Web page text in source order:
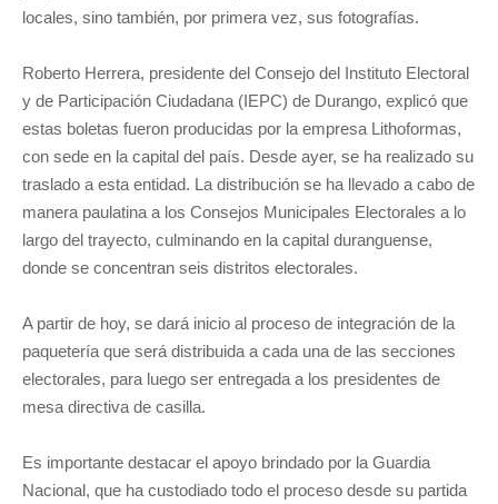
locales, sino también, por primera vez, sus fotografías.
Roberto Herrera, presidente del Consejo del Instituto Electoral
y de Participación Ciudadana (IEPC) de Durango, explicó que
estas boletas fueron producidas por la empresa Lithoformas,
con sede en la capital del país. Desde ayer, se ha realizado su
traslado a esta entidad. La distribución se ha llevado a cabo de
manera paulatina a los Consejos Municipales Electorales a lo
largo del trayecto, culminando en la capital duranguense,
donde se concentran seis distritos electorales.
A partir de hoy, se dará inicio al proceso de integración de la
paquetería que será distribuida a cada una de las secciones
electorales, para luego ser entregada a los presidentes de
mesa directiva de casilla.
Es importante destacar el apoyo brindado por la Guardia
Nacional, que ha custodiado todo el proceso desde su partida